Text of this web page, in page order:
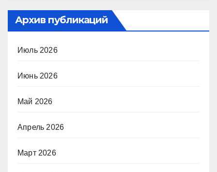
Архив публикаций
Июль 2026
Июнь 2026
Май 2026
Апрель 2026
Март 2026